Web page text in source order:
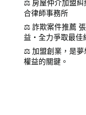
⚖️ 房屋仲介加盟糾
合律師事務所
⚖️ 詐欺案件推薦
益・全力爭取最佳
⚖️ 加盟創業，是夢
權益的關鍵。